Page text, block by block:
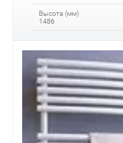
Высота (мм)
1486